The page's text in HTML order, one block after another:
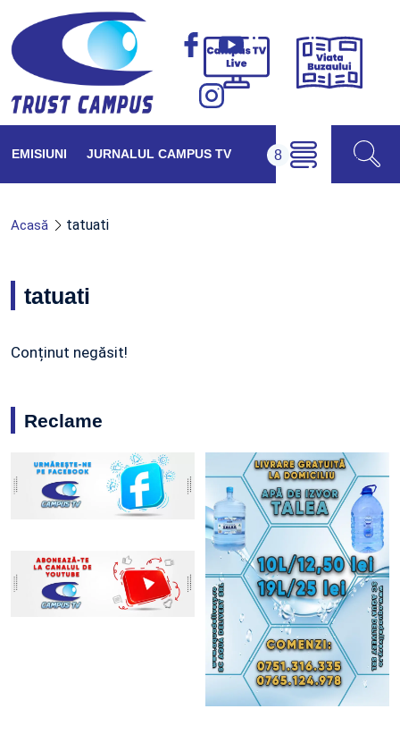
Campus
Viața
EMISIUNI JURNALUL CAMPUS TV
Acasă tatuati
tatuati
Conținut negăsit!
Reclame